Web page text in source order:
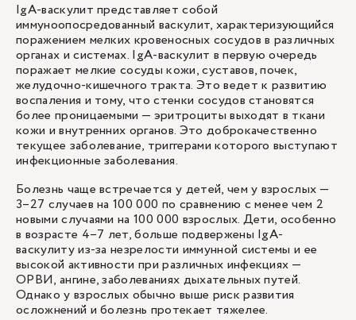
IgA-васкулит представляет собой
иммуноопосредованный васкулит, характеризующийся
поражением мелких кровеносных сосудов в различных
органах и системах. IgA-васкулит в первую очередь
поражает мелкие сосуды кожи, суставов, почек,
желудочно-кишечного тракта. Это ведет к развитию
воспаления и тому, что стенки сосудов становятся
более проницаемыми — эритроциты выходят в ткани
кожи и внутренних органов. Это доброкачественно
текущее заболевание, триггерами которого выступают
инфекционные заболевания.
Болезнь чаще встречается у детей, чем у взрослых —
3–27 случаев на 100 000 по сравнению с менее чем 2
новыми случаями на 100 000 взрослых. Дети, особенно
в возрасте 4–7 лет, больше подвержены IgA-
васкулиту из-за незрелости иммунной системы и ее
высокой активности при различных инфекциях —
ОРВИ, ангине, заболеваниях дыхательных путей.
Однако у взрослых обычно выше риск развития
осложнений и болезнь протекает тяжелее.